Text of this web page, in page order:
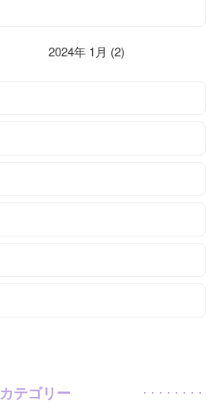
2024年 1月 (2)
カテゴリー